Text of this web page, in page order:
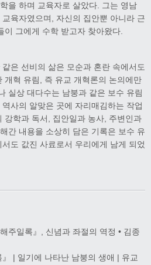
을 하며 교육자로 살았다. 그는 영남
육자였으며, 자신의 집안뿐 아니라 근
그에게 수학 받고자 찾아왔다.
은 선비의 삶은 모순과 혼란 속에서도
개혁 유림, 즉 유교 개혁론의 논의에만
실상 대다수는 남붕과 같은 보수 유림
사의 알맞은 곳에 자리매김하는 작업
강학과 독서, 집안일과 농사, 주변인과
간 내용을 소상히 담은 기록은 보수 유
도 값진 사료로서 우리에게 남게 되었
주일록』, 신념과 좌절의 역정 • 김종
| 일기에 나타난 남붕의 생애 | 유교